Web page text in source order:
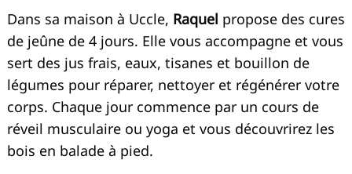
Dans sa maison à Uccle, Raquel propose des cures
de jeûne de 4 jours. Elle vous accompagne et vous
sert des jus frais, eaux, tisanes et bouillon de
légumes pour réparer, nettoyer et régénérer votre
corps. Chaque jour commence par un cours de
réveil musculaire ou yoga et vous découvrirez les
bois en balade à pied.